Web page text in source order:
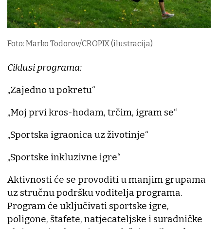
Foto: Marko Todorov/CROPIX (ilustracija)
Ciklusi programa:
„Zajedno u pokretu“
„Moj prvi kros-hodam, trčim, igram se“
„Sportska igraonica uz životinje“
„Sportske inkluzivne igre“
Aktivnosti će se provoditi u manjim grupama
uz stručnu podršku voditelja programa.
Program će uključivati sportske igre,
poligone, štafete, natjecateljske i suradničke